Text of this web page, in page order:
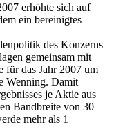
erhöhte sich auf
ein bereinigtes
des Konzerns
gemeinsam mit
für das Jahr 2007 um
Wenning. Damit
je Aktie aus
Bandbreite von 30
mehr als 1